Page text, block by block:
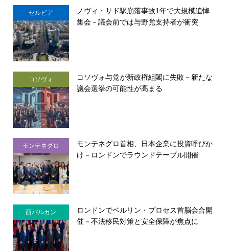
セルビア
ノヴィ・サド駅崩落事故1年で大規模追悼
集会－議会前では与野党支持者が衝突
コソヴォ
コソヴォ与党が新政権組閣に失敗－新たな
議会選挙の可能性が高まる
モンテネグロ
モンテネグロ首相、日本企業に投資呼びか
け－ロンドンでラウンドテーブル開催
西バルカン
ロンドンでベルリン・プロセス首脳会合開
催－不法移民対策と安全保障が焦点に